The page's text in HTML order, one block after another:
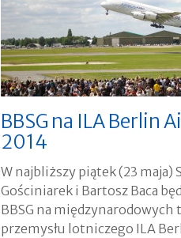
BBSG na ILA Berlin
2014
W najbliższy piątek (23 maja)
Gościniarek i Bartosz Baca
BBSG na międzynarodowych
przemysłu lotniczego ILA